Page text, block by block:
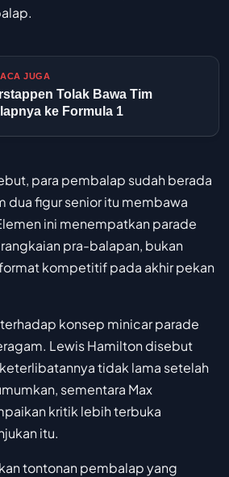
JUGA
Tolak Bawa Tim
ke Formula 1
para pembalap sudah berada
dua figur senior itu membawa
ini menempatkan parade
pra-balapan, bukan
kompetitif pada akhir pekan
konsep minicar parade
Lewis Hamilton disebut
tidak lama setelah
sementara Max
kritik lebih terbuka
itu.
tontonan pembalap yang